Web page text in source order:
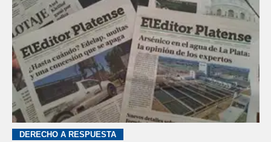
DERECHO A RESPUESTA